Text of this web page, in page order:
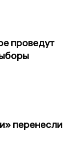
проведут
перенесли